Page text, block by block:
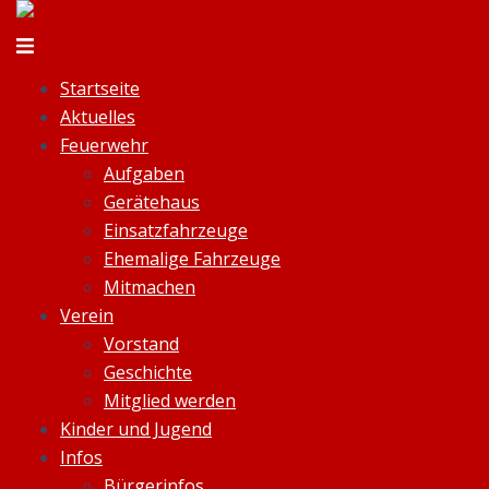
Zum
InhaltMenü
Startseite
Aktuelles
Feuerwehr
Aufgaben
Gerätehaus
Einsatzfahrzeuge
Ehemalige Fahrzeuge
Mitmachen
Verein
Vorstand
Geschichte
Mitglied werden
Kinder und Jugend
Infos